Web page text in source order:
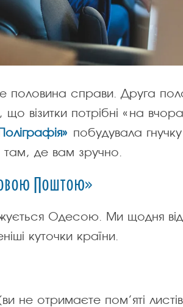
половина справи. Друга
що візитки потрібні «на
побудувала
там, де вам зручно.
Поштою»
Одесою. Ми щодня
куточки країни.
не отримаєте пом’яті